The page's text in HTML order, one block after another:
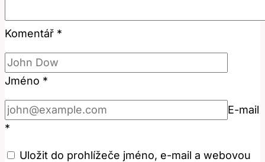
Komentář *
Jméno *
E-mail
*
Uložit do prohlížeče jméno, e-mail a webovou